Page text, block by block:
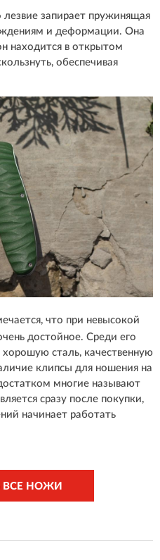
лезвие запирает пружинящая
и деформации. Она
находится в открытом
обеспечивая
что при невысокой
достойное. Среди его
сталь, качественную
клипсы для ношения на
многие называют
сразу после покупки,
начинает работать
ВСЕ НОЖИ